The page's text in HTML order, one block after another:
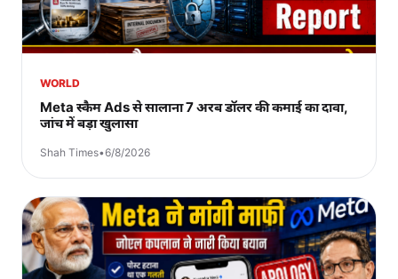
WORLD
Meta स्कैम Ads से सालाना 7 अरब डॉलर की कमाई का दावा,
जांच में बड़ा खुलासा
Shah Times•6/8/2026